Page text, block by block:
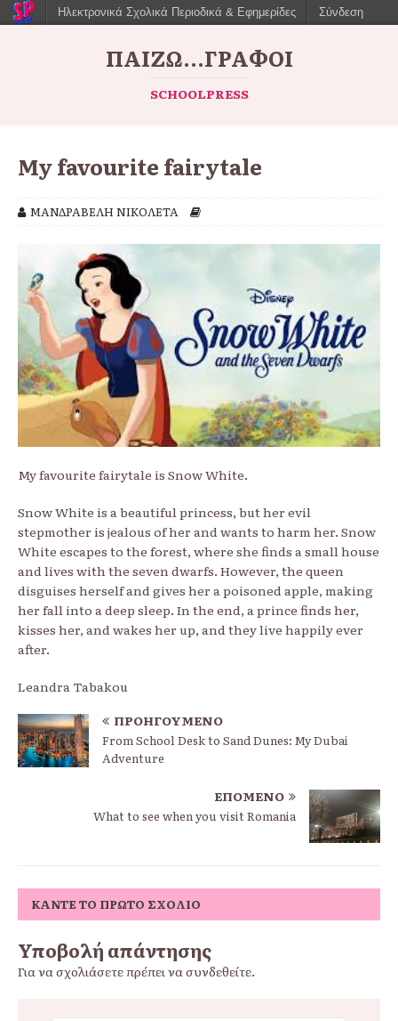
ΠΑΙΖΩ...ΓΡΆΦΟΙ
SCHOOLPRESS
My favourite fairytale
ΜΑΝΔΡΑΒΕΛΗ ΝΙΚΟΛΕΤΑ
My favourite fairytale is Snow White.
Snow White is a beautiful princess, but her evil
stepmother is jealous of her and wants to harm her. Snow
White escapes to the forest, where she finds a small house
and lives with the seven dwarfs. However, the queen
disguises herself and gives her a poisoned apple, making
her fall into a deep sleep. In the end, a prince finds her,
kisses her, and wakes her up, and they live happily ever
after.
Leandra Tabakou
ΠΡΟΗΓΟΎΜΕΝΟ
From School Desk to Sand Dunes: My Dubai
Adventure
ΕΠΌΜΕΝΟ
What to see when you visit Romania
ΚΆΝΤΕ ΤΟ ΠΡΏΤΟ ΣΧΌΛΙΟ
Υποβολή απάντησης
Για να σχολιάσετε πρέπει νασυνδεθείτε.
Ηλεκτρονικά Σχολικά Περιοδικά & Εφημερίδες Σύνδεση